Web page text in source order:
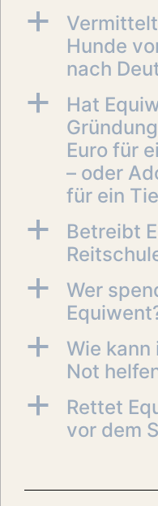
a
Hunde
nach
a
Hat
Euro für
– oder
für ein
a
Betreibt
a
Wer
a
Wie kann
Not
a
Rettet
vor dem